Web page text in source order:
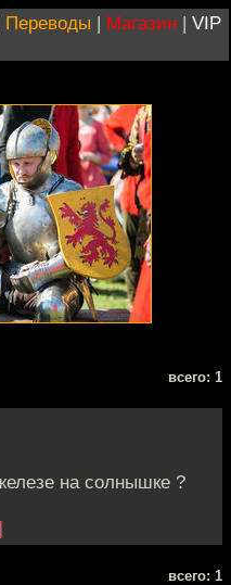
Переводы | Магазин | VIP
всего: 1
на солнышке ?
всего: 1